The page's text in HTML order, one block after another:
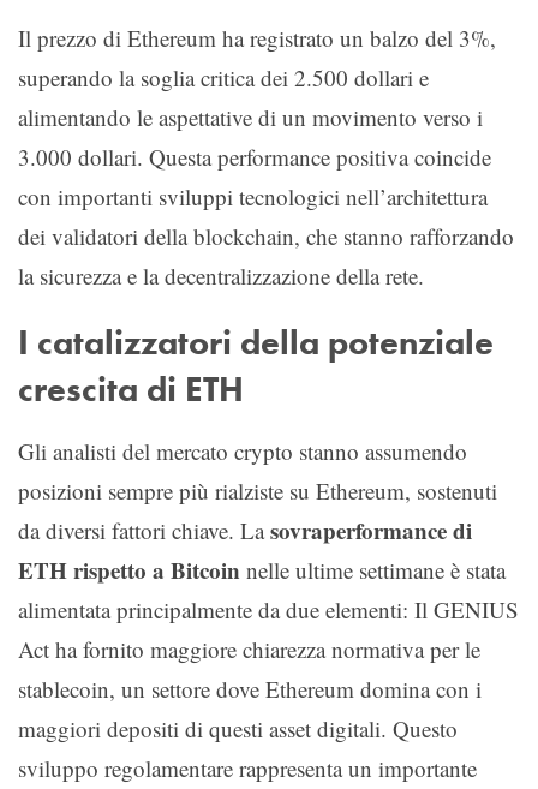
Il prezzo di Ethereum ha registrato un balzo del 3%,
superando la soglia critica dei 2.500 dollari e
alimentando le aspettative di un movimento verso i
3.000 dollari. Questa performance positiva coincide
con importanti sviluppi tecnologici nell’architettura
dei validatori della blockchain, che stanno rafforzando
la sicurezza e la decentralizzazione della rete.
I catalizzatori della potenziale
crescita di ETH
Gli analisti del mercato crypto stanno assumendo
posizioni sempre più rialziste su Ethereum, sostenuti
da diversi fattori chiave. Lasovraperformance di
ETH rispetto a Bitcoin nelle ultime settimane è stata
alimentata principalmente da due elementi: Il GENIUS
Act ha fornito maggiore chiarezza normativa per le
stablecoin, un settore dove Ethereum domina con i
maggiori depositi di questi asset digitali. Questo
sviluppo regolamentare rappresenta un importante